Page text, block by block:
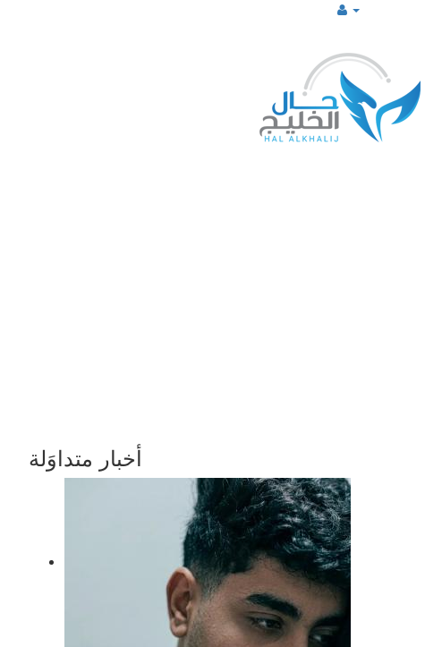
أخبار متداوَلة